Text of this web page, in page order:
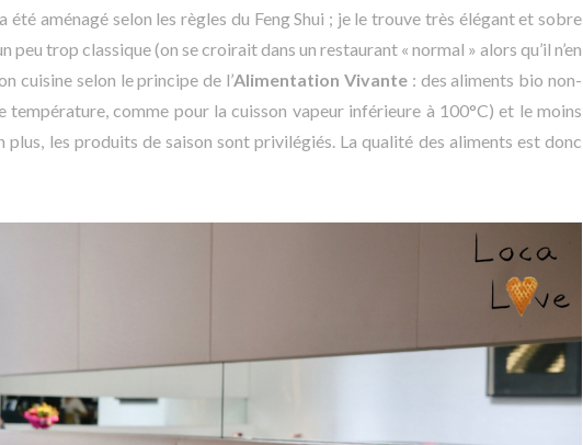
été aménagé selon les règles du Feng Shui ; je le trouve très élégant et sobre
peu trop classique (on se croirait dans un restaurant « normal » alors qu’il n’en
cuisine selon le principe de l’Alimentation Vivante: des aliments bio non-
température, comme pour la cuisson vapeur inférieure à 100°C) et le moins
plus, les produits de saison sont privilégiés. La qualité des aliments est donc